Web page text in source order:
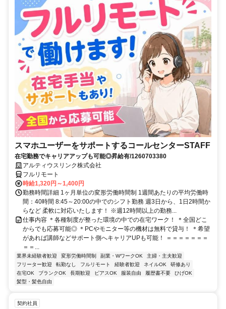
スマホユーザーをサポートするコールセンターSTAFF
在宅勤務でキャリアアップも可能◎昇給有/1260703380
アルティウスリンク株式会社
フルリモート
時給1,320円～1,400円
勤務時間詳細 1ヶ月単位の変形労働時間制 1週間あたりの平均労働時
間：40時間 8:45～20:00の中でのシフト勤務 週3日から、1日2時間か
らなど 柔軟に対応いたします！ ※週12時間以上の勤務...
仕事内容 ＊各種制度が整った環境の中での在宅ワーク！ ＊全国どこ
からでも応募可能◎ ＊PCやモニター等の機材は無料で貸与！ ＊希望
があれば講師などサポート側へキャリアUPも可能！ ＝＝＝＝＝＝＝
＝＝...
業界未経験者歓迎 変形労働時間制 副業・WワークOK
主婦・主夫歓迎
フリーター歓迎
転勤なし フルリモート 経験者歓迎 ネイルOK
研修あり
在宅OK
ブランクOK 長期歓迎 ピアスOK 服装自由 履歴書不要
ひげOK
髪型・髪色自由
契約社員